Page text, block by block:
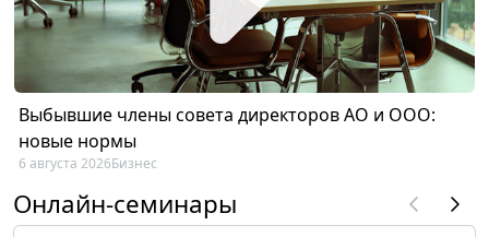
Выбывшие члены совета директоров АО и ООО:
новые нормы
6 августа 2026Бизнес
Онлайн-семинары